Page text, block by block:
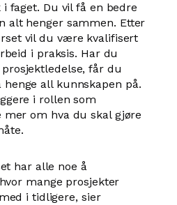
faget. Du vil få en bedre
alt henger sammen. Etter
vil du være kvalifisert
i praksis. Har du
får du
all kunnskapen på.
i rollen som
mer om hva du skal gjøre
har alle noe å
mange prosjekter
i tidligere, sier